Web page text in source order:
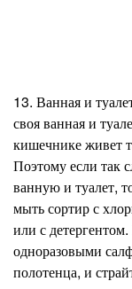
13. Ванная и
своя ванная и
кишечнике живет
Поэтому если так
ванную и туалет,
мыть сортир с
или с
одноразовыми
полотенца, и